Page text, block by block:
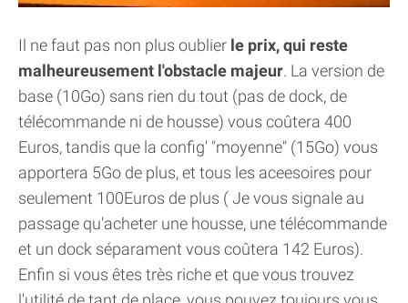
Il ne faut pas non plus oublier le prix, qui reste
malheureusement l'obstacle majeur. La version de
base (10Go) sans rien du tout (pas de dock, de
télécommande ni de housse) vous coûtera 400
Euros, tandis que la config' "moyenne" (15Go) vous
apportera 5Go de plus, et tous les aceesoires pour
seulement 100Euros de plus ( Je vous signale au
passage qu'acheter une housse, une télécommande
et un dock séparament vous coûtera 142 Euros).
Enfin si vous êtes très riche et que vous trouvez